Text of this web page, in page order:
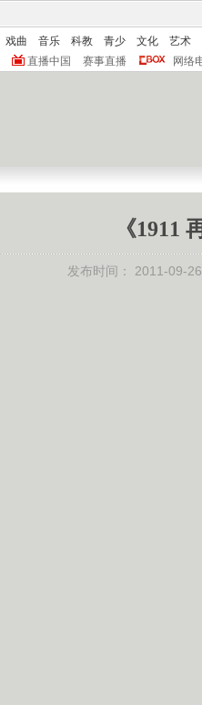
戏曲 音乐 科教 青少 文化
艺术
直播中国 赛事直播 网络
《1911
发布时间： 2011-09-